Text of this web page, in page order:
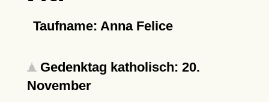
Taufname: Anna Felice
Gedenktag katholisch: 20.
November